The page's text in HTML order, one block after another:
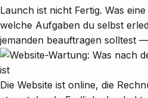
Launch ist nicht Fertig. Was
welche Aufgaben du selbst
jemanden beauftragen solltest
Die Website ist online, die